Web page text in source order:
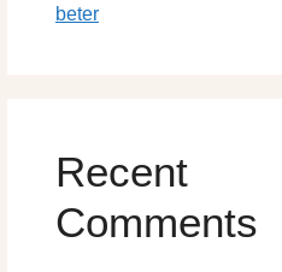
beter
Recent
Comments